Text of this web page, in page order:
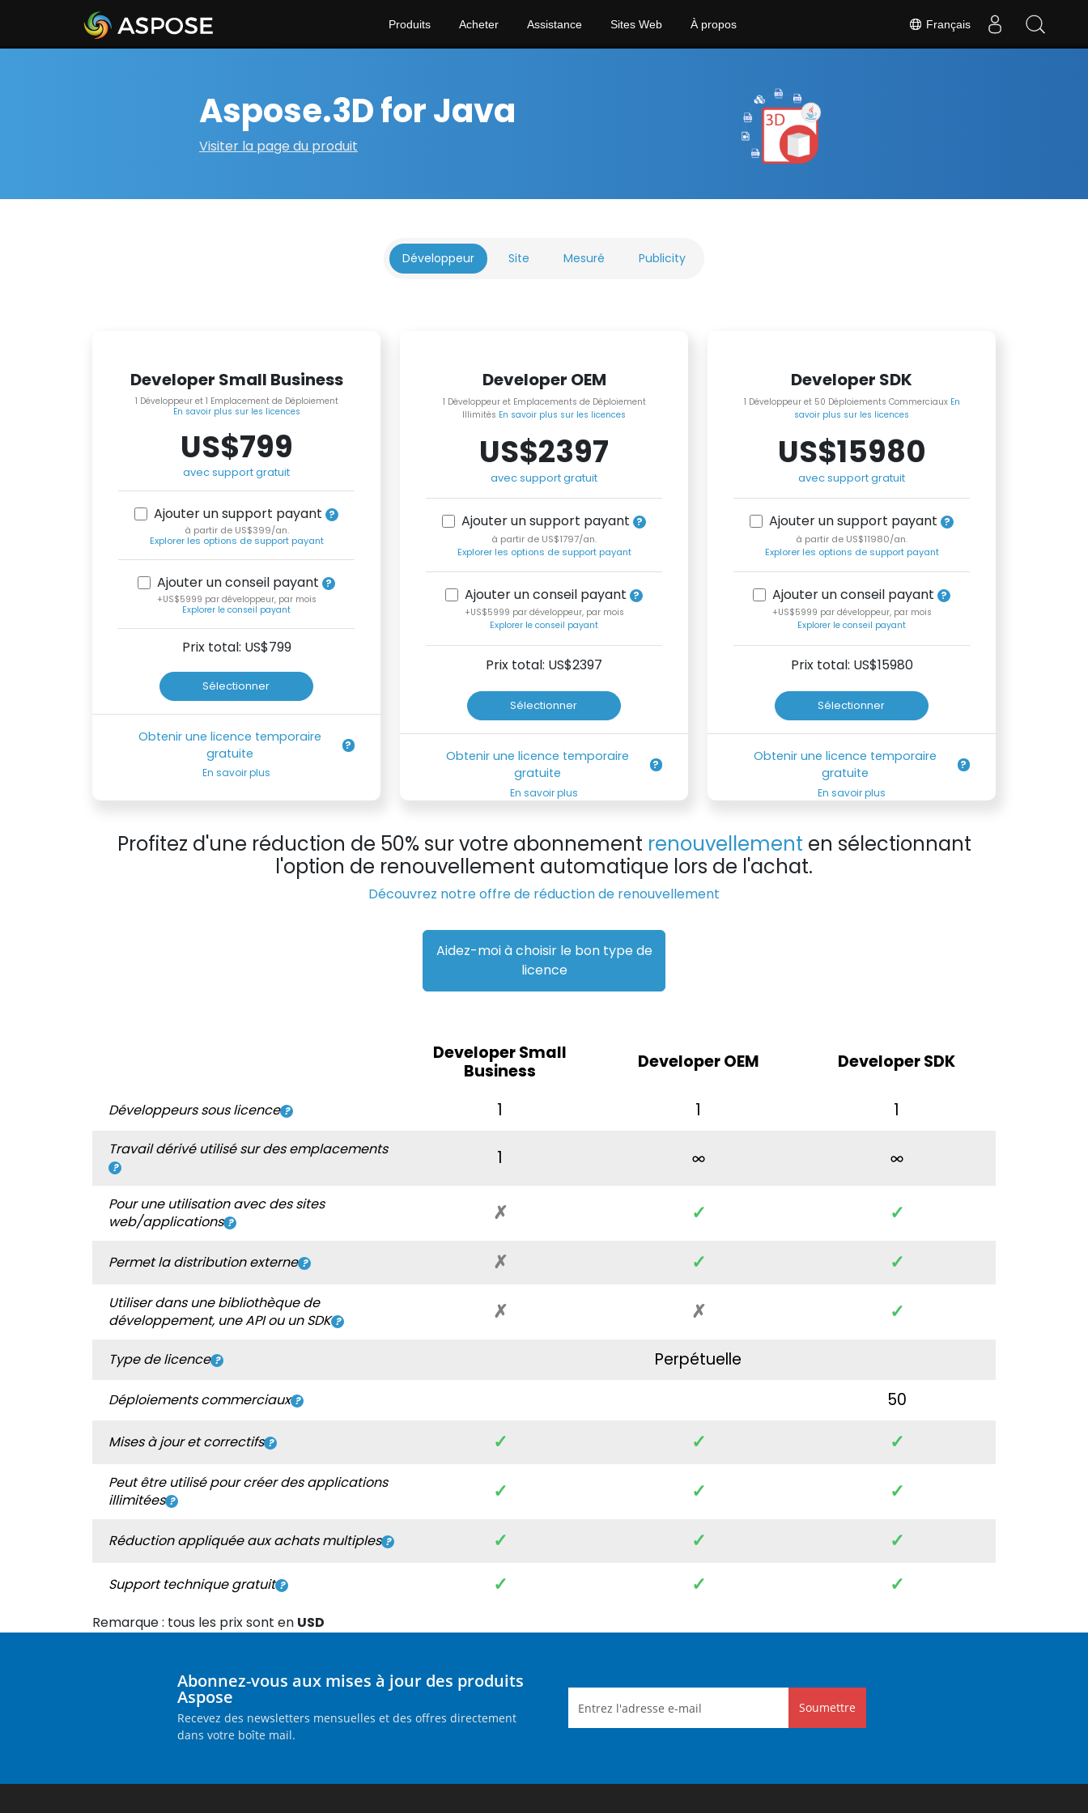
Français
Produits Acheter Assistance Sites Web À propos
Aspose.3D for Java
Visiter la page du produit
Développeur Site Mesuré Publicity
Developer Small Business
1 Développeur et 1 Emplacement de Déploiement
En savoir plus sur les licences
US$799
avec support gratuit
Ajouter un support payant
à partir de US$399/an.
Explorer les options de support payant
Ajouter un conseil payant
+US$5999 par développeur, par mois
Explorer le conseil payant
Prix total: US$799
Sélectionner
Obtenir une licence temporaire
gratuite
En savoir plus
Developer OEM
1 Développeur et Emplacements de Déploiement
Illimités En savoir plus sur les licences
US$2397
avec support gratuit
Ajouter un support payant
à partir de US$1797/an.
Explorer les options de support payant
Ajouter un conseil payant
+US$5999 par développeur, par mois
Explorer le conseil payant
Prix total: US$2397
Sélectionner
Obtenir une licence temporaire
gratuite
En savoir plus
Developer SDK
1 Développeur et 50 Déploiements Commerciaux En
savoir plus sur les licences
US$15980
avec support gratuit
Ajouter un support payant
à partir de US$11980/an.
Explorer les options de support payant
Ajouter un conseil payant
+US$5999 par développeur, par mois
Explorer le conseil payant
Prix total: US$15980
Sélectionner
Obtenir une licence temporaire
gratuite
En savoir plus
Profitez d'une réduction de 50% sur votre abonnement renouvellement en sélectionnant
l'option de renouvellement automatique lors de l'achat.
Découvrez notre offre de réduction de renouvellement
Aidez-moi à choisir le bon type de
licence
Developer Small
Business
Developer OEM Developer SDK
Développeurs sous licence 1 1 1
Travail dérivé utilisé sur des emplacements 1
Pour une utilisation avec des sites
web/applications
✗ ✓ ✓
Permet la distribution externe ✗ ✓ ✓
Utiliser dans une bibliothèque de
développement, une API ou un SDK
✗ ✗ ✓
Type de licence Perpétuelle
Déploiements commerciaux 50
Mises à jour et correctifs ✓ ✓ ✓
Peut être utilisé pour créer des applications
illimitées
✓ ✓ ✓
Réduction appliquée aux achats multiples ✓ ✓ ✓
Support technique gratuit ✓ ✓ ✓
Remarque : tous les prix sont en USD
Abonnez-vous aux mises à jour des produits
Aspose
Recevez des newsletters mensuelles et des offres directement
dans votre boîte mail.
Soumettre